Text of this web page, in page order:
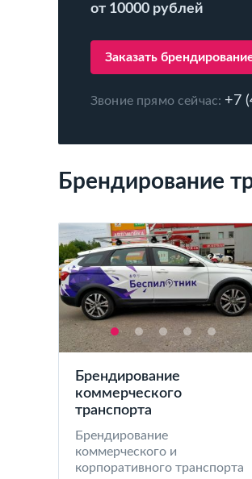
от 10000 рублей
Заказать
Звоние прямо сейчас: +7
Брендирование
Брендирование
коммерческого
транспорта
Брендирование
коммерческого и
корпоративного транспорта